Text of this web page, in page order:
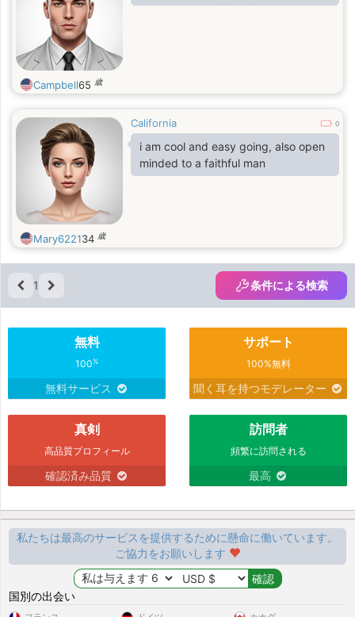
Campbell65 歳
California 0
i am cool and easy going, also open
minded to a faithful man
Mary622134 歳
1 条件による検索
無料
100%
無料サービス
サポート
100%無料
聞く耳を持つモデレーター
真剣
高品質プロフィール
確認済み品質
訪問者
頻繁に訪問される
最高
私たちは最高のサービスを提供するために懸命に働いています。
ご協力をお願いします
国別の出会い